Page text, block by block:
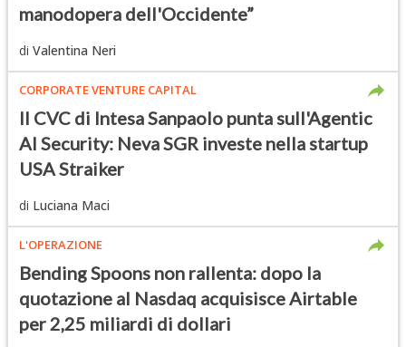
manodopera dell'Occidente”
di Valentina Neri
CORPORATE VENTURE CAPITAL
Il CVC di Intesa Sanpaolo punta sull'Agentic
AI Security: Neva SGR investe nella startup
USA Straiker
di Luciana Maci
L'OPERAZIONE
Bending Spoons non rallenta: dopo la
quotazione al Nasdaq acquisisce Airtable
per 2,25 miliardi di dollari